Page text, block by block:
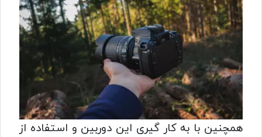
همچنین با به کار گیری این دوربین و استفاده از